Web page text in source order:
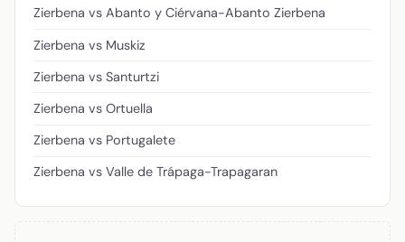
Zierbena vs Abanto y Ciérvana-Abanto Zierbena
Zierbena vs Muskiz
Zierbena vs Santurtzi
Zierbena vs Ortuella
Zierbena vs Portugalete
Zierbena vs Valle de Trápaga-Trapagaran